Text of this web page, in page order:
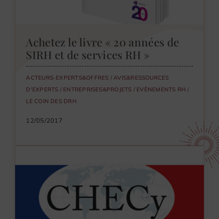
Achetez le livre « 20 années de
SIRH et de services RH »
ACTEURS-EXPERTS&OFFRES /AVIS&RESSOURCES
D'EXPERTS / ENTREPRISES&PROJETS / EVÈNEMENTS RH /
LE COIN DES DRH
12/05/2017